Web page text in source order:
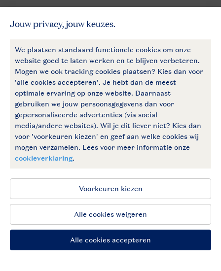
Follow Us
facebookinstagram
Vakantietips & inspiratie?
Betaalmogelijkheden
Toegankelijkheid © 2026 Landal